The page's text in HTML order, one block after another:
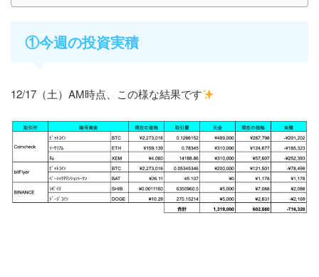
①今週の投資実積
12/17（土）AM時点、この様な結果です